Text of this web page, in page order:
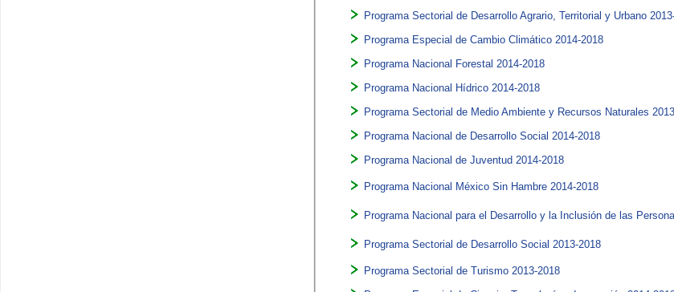
Programa Sectorial de Desarrollo Agrario, Territorial y Urbano
Programa Especial de Cambio Climático 2014-2018​
Programa Nacional​ Forestal 2014-2018​​
​Programa Nacional Hídrico 2014-2018​
Programa Sectorial de Medio Ambiente y Recursos Naturales
Programa Nacional de Desarrollo Social 2014-2018​​
Programa Nacional de Juventud 2014-2018​
Programa Nacional México Sin Hambre 2014-2018​​
Programa Nacional para el Desarrollo y la Inclusión de las
Programa Sectorial de Desarrollo Social 2013-2018​
Programa Sectorial de Turismo 2013-2018​